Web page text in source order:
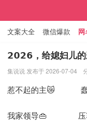
文案大全 微信爆款
知识大全
𝟮𝟬𝟮𝟲，给媳妇儿的
集说说 发布于 2026-07-04
惹不起的主😿 蠢
我家领导👜 压寨